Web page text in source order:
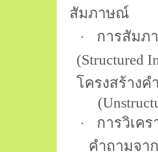
สัมภาษณ์
·
การสัมภ
(Structured
โครงสร้างค
(
·
การวิเค
คำถามจา